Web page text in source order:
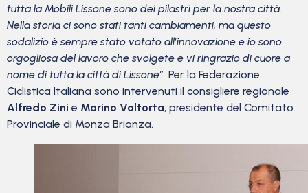
tutta la Mobili Lissone sono dei pilastri per la nostra città.
Nella storia ci sono stati tanti cambiamenti, ma questo
sodalizio è sempre stato votato all’innovazione e io sono
orgogliosa del lavoro che svolgete e vi ringrazio di cuore a
nome di tutta la città di Lissone”. Per la Federazione
Ciclistica Italiana sono intervenuti il consigliere regionale
Alfredo Zini e Marino Valtorta, presidente del Comitato
Provinciale di Monza Brianza.